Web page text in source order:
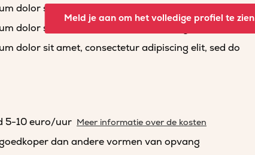
dolor sit amet, consectetur adipiscing elit, sed do
dolor sit amet, consectetur adipiscing elit, sed do
dolor sit amet, consectetur adipiscing elit, sed do
Meld je aan om het volledige profiel te zien
5-10 euro/uur Meer informatie over de kosten
dan andere vormen van opvang